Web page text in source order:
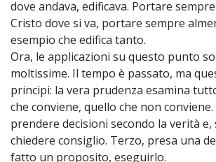
dove andava, edificava. Portare
Cristo dove si va, portare sempre
esempio che edifica tanto.
Ora, le applicazioni su questo punto
moltissime. Il tempo è passato, ma
principi: la vera prudenza esamina
che conviene, quello che non conviene.
prendere decisioni secondo la verità e,
chiedere consiglio. Terzo, presa una
fatto un proposito, eseguirlo.